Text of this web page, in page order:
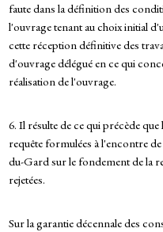
faute dans la définition des
l'ouvrage tenant au choix initial
cette réception définitive des
d'ouvrage délégué en ce qui
réalisation de l'ouvrage.
6. Il résulte de ce qui précède
requête formulées à l'encontre
du-Gard sur le fondement de la
rejetées.
Sur la garantie décennale des